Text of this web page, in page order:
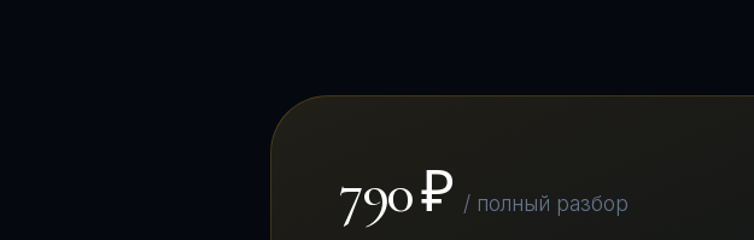
790 ₽ / полный разбор